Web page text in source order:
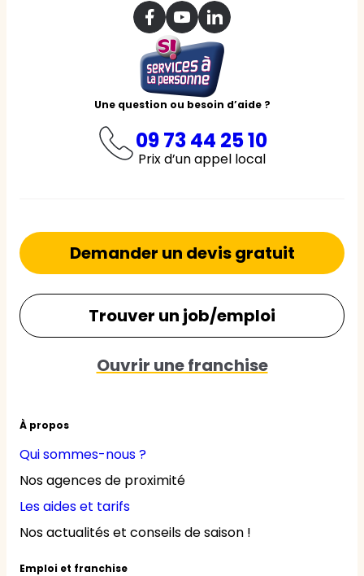
Une question ou besoin d’aide ?
09 73 44 25 10
Prix d’un appel local
À propos
Qui sommes-nous ?
Nos agences de proximité
Les aides et tarifs
Nos actualités et conseils de saison !
Emploi et franchise
Demander un devis gratuit
Trouver un job/emploi
Ouvrir une franchise